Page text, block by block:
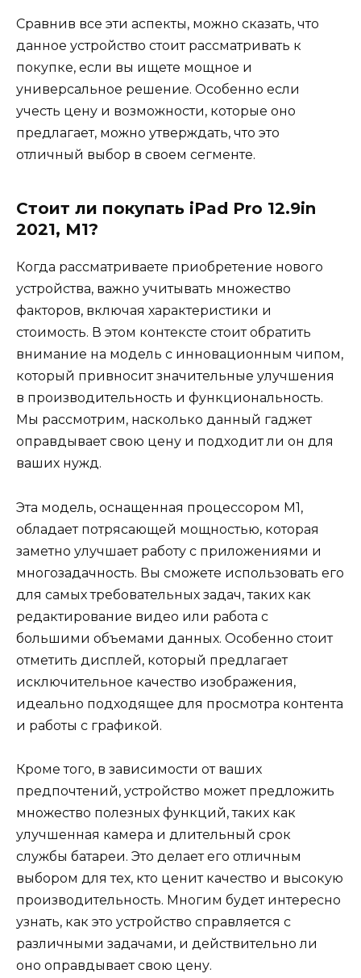
Сравнив все эти аспекты, можно сказать, что
данное устройство стоит рассматривать к
покупке, если вы ищете мощное и
универсальное решение. Особенно если
учесть цену и возможности, которые оно
предлагает, можно утверждать, что это
отличный выбор в своем сегменте.
Стоит ли покупать iPad Pro 12.9in
2021, M1?
Когда рассматриваете приобретение нового
устройства, важно учитывать множество
факторов, включая характеристики и
стоимость. В этом контексте стоит обратить
внимание на модель с инновационным чипом,
который привносит значительные улучшения
в производительность и функциональность.
Мы рассмотрим, насколько данный гаджет
оправдывает свою цену и подходит ли он для
ваших нужд.
Эта модель, оснащенная процессором M1,
обладает потрясающей мощностью, которая
заметно улучшает работу с приложениями и
многозадачность. Вы сможете использовать его
для самых требовательных задач, таких как
редактирование видео или работа с
большими объемами данных. Особенно стоит
отметить дисплей, который предлагает
исключительное качество изображения,
идеально подходящее для просмотра контента
и работы с графикой.
Кроме того, в зависимости от ваших
предпочтений, устройство может предложить
множество полезных функций, таких как
улучшенная камера и длительный срок
службы батареи. Это делает его отличным
выбором для тех, кто ценит качество и высокую
производительность. Многим будет интересно
узнать, как это устройство справляется с
различными задачами, и действительно ли
оно оправдывает свою цену.